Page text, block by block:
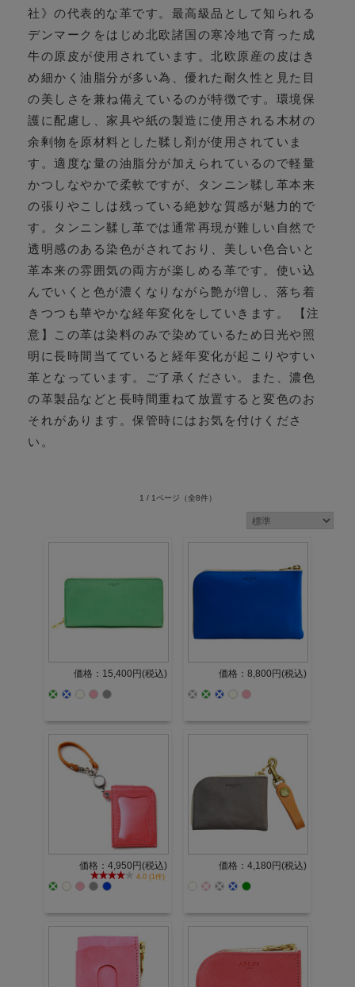
社》の代表的な革です。最高級品として知られる
デンマークをはじめ北欧諸国の寒冷地で育った成
牛の原皮が使用されています。北欧原産の皮はき
め細かく油脂分が多い為、優れた耐久性と見た目
の美しさを兼ね備えているのが特徴です。環境保
護に配慮し、家具や紙の製造に使用される木材の
余剰物を原材料とした鞣し剤が使用されていま
す。適度な量の油脂分が加えられているので軽量
かつしなやかで柔軟ですが、タンニン鞣し革本来
の張りやこしは残っている絶妙な質感が魅力的で
す。タンニン鞣し革では通常再現が難しい自然で
透明感のある染色がされており、美しい色合いと
革本来の雰囲気の両方が楽しめる革です。使い込
んでいくと色が濃くなりながら艶が増し、落ち着
きつつも華やかな経年変化をしていきます。 【注
意】この革は染料のみで染めているため日光や照
明に長時間当てていると経年変化が起こりやすい
革となっています。ご了承ください。また、濃色
の革製品などと長時間重ねて放置すると変色のお
それがあります。保管時にはお気を付けくださ
い。
1 / 1ページ （全8件）
価格：15,400円(税込) 価格：8,800円(税込)
価格：4,950円(税込)
4.0 (1件)
価格：4,180円(税込)